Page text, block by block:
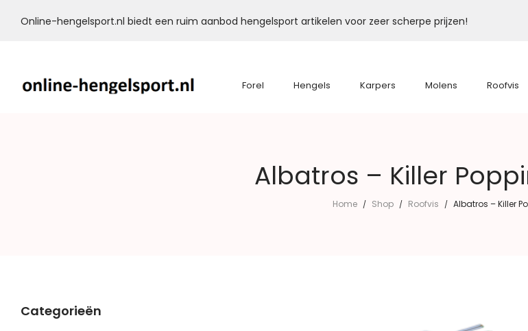
Online-hengelsport.nl biedt een ruim aanbod hengelsport artikelen voor zeer scherpe prijzen!
Forel Hengels Karpers Molens Roofvis
Albatros – Killer
Home / Shop / Roofvis / Albatros – Killer
Categorieën